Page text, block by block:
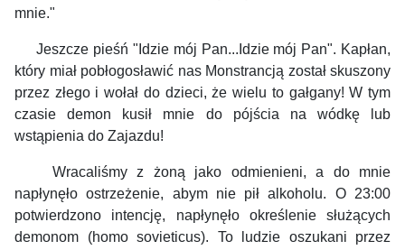
mnie."
Jeszcze pieśń "Idzie mój Pan...Idzie mój Pan". Kapłan,
który miał pobłogosławić nas Monstrancją został skuszony
przez złego i wołał do dzieci, że wielu to gałgany! W tym
czasie demon kusił mnie do pójścia na wódkę lub
wstąpienia do Zajazdu!
Wracaliśmy z żoną jako odmienieni, a do mnie
napłynęło ostrzeżenie, abym nie pił alkoholu. O 23:00
potwierdzono intencję, napłynęło określenie służących
demonom (homo sovieticus). To ludzie oszukani przez